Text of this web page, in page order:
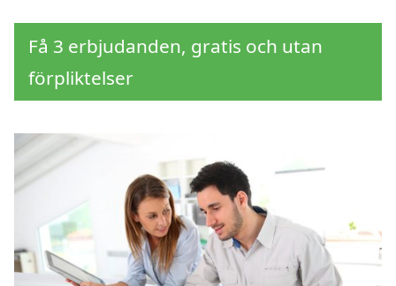
Få 3 erbjudanden, gratis och utan
förpliktelser